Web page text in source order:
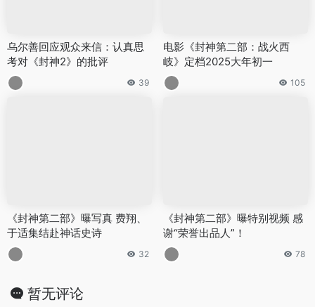
乌尔善回应观众来信：认真思
考对《封神2》的批评
39
电影《封神第二部：战火西
岐》定档2025大年初一
105
《封神第二部》曝写真 费翔、
于适集结赴神话史诗
32
《封神第二部》曝特别视频 感
谢“荣誉出品人”！
78
暂无评论